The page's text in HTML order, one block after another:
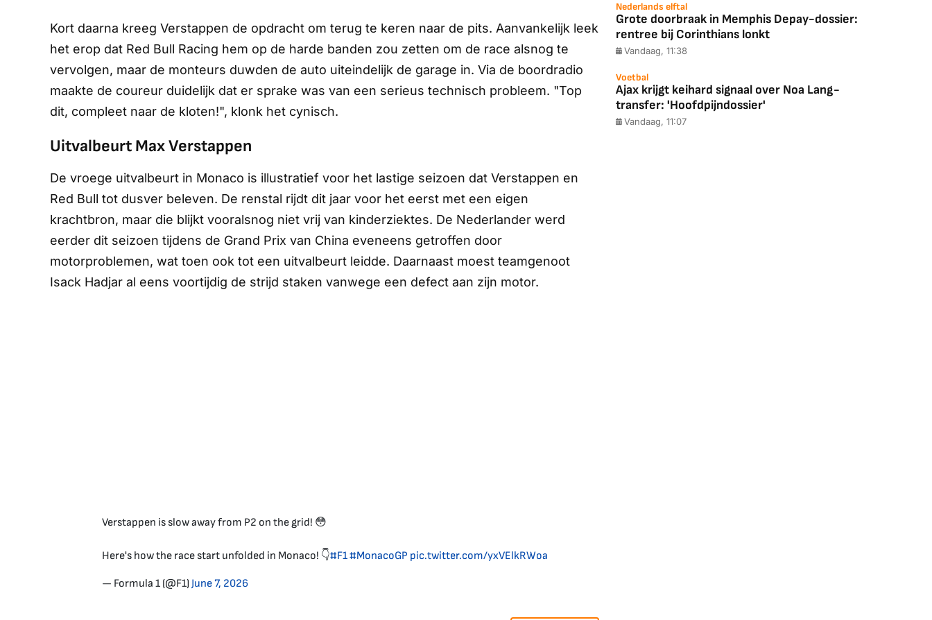
Kort daarna kreeg Verstappen de opdracht om terug te keren naar de pits. Aanvankelijk leek
het erop dat Red Bull Racing hem op de harde banden zou zetten om de race alsnog te
vervolgen, maar de monteurs duwden de auto uiteindelijk de garage in. Via de boordradio
maakte de coureur duidelijk dat er sprake was van een serieus technisch probleem. "Top
dit, compleet naar de kloten!", klonk het cynisch.
Uitvalbeurt Max Verstappen
De vroege uitvalbeurt in Monaco is illustratief voor het lastige seizoen dat Verstappen en
Red Bull tot dusver beleven. De renstal rijdt dit jaar voor het eerst met een eigen
krachtbron, maar die blijkt vooralsnog niet vrij van kinderziektes. De Nederlander werd
eerder dit seizoen tijdens de Grand Prix van China eveneens getroffen door
motorproblemen, wat toen ook tot een uitvalbeurt leidde. Daarnaast moest teamgenoot
Isack Hadjar al eens voortijdig de strijd staken vanwege een defect aan zijn motor.
Verstappen is slow away from P2 on the grid! 😳
Here's how the race start unfolded in Monaco! 👇#F1#MonacoGP pic.twitter.com/yxVElkRWoa
— Formula 1 (@F1)June 7, 2026
Nederlands elftal
Grote doorbraak in Memphis Depay-dossier:
rentree bij Corinthians lonkt
Vandaag, 11:38
Voetbal
Ajax krijgt keihard signaal over Noa Lang-
transfer: 'Hoofdpijndossier'
Vandaag, 11:07